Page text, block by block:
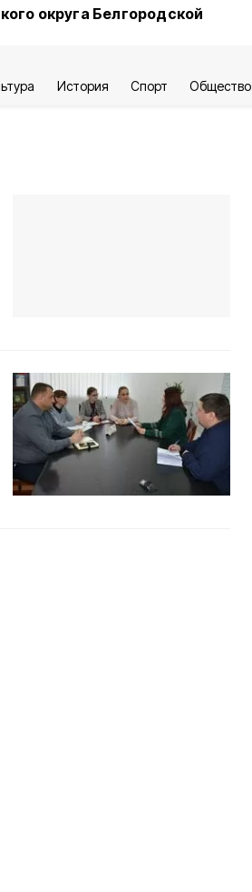
округа Белгородской
История Спорт Общество